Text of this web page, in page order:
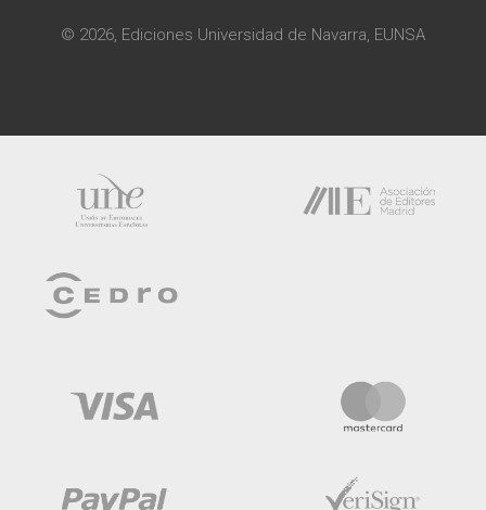
© 2026, Ediciones Universidad de Navarra, EUNSA